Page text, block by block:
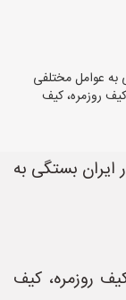
به عوامل مختلفی
روزمره، کیف
بستگی به
روزمره، کیف